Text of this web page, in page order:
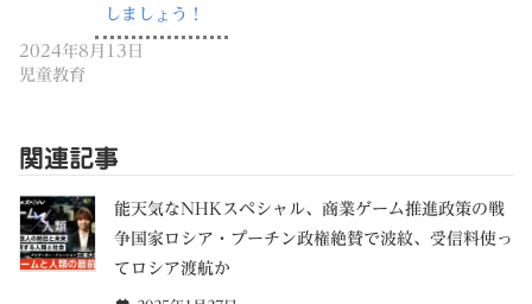
しましょう！
2024年8月13日
児童教育
関連記事
能天気なNHKスペシャル、商業ゲーム推進政策の戦
争国家ロシア・プーチン政権絶賛で波紋、受信料使っ
てロシア渡航か